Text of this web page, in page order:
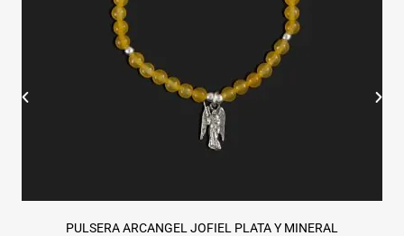
PULSERA ARCANGEL JOFIEL PLATA Y MINERAL